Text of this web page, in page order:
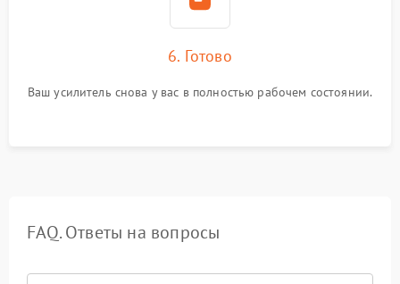
6. Готово
Ваш усилитель снова у вас в полностью рабочем состоянии.
FAQ. Ответы на вопросы